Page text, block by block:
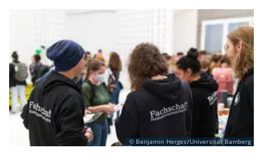
Benjamin Herges/Universität Bamberg